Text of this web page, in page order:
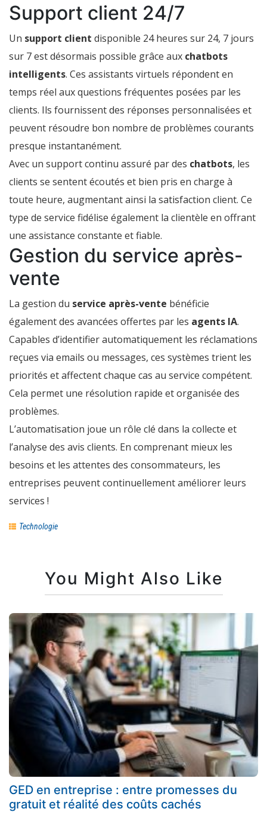
Support client 24/7
Un support client disponible 24 heures sur 24, 7 jours
sur 7 est désormais possible grâce aux chatbots
intelligents. Ces assistants virtuels répondent en
temps réel aux questions fréquentes posées par les
clients. Ils fournissent des réponses personnalisées et
peuvent résoudre bon nombre de problèmes courants
presque instantanément.
Avec un support continu assuré par des chatbots, les
clients se sentent écoutés et bien pris en charge à
toute heure, augmentant ainsi la satisfaction client. Ce
type de service fidélise également la clientèle en offrant
une assistance constante et fiable.
Gestion du service après-
vente
La gestion du service après-vente bénéficie
également des avancées offertes par les agents IA.
Capables d’identifier automatiquement les réclamations
reçues via emails ou messages, ces systèmes trient les
priorités et affectent chaque cas au service compétent.
Cela permet une résolution rapide et organisée des
problèmes.
L’automatisation joue un rôle clé dans la collecte et
l’analyse des avis clients. En comprenant mieux les
besoins et les attentes des consommateurs, les
entreprises peuvent continuellement améliorer leurs
services !
Technologie
You Might Also Like
GED en entreprise : entre promesses du
gratuit et réalité des coûts cachés